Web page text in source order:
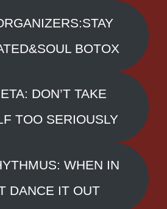
BOTOX
DON’T TAKE
TOO SERIOUSLY
WHEN IN
DANCE IT OUT